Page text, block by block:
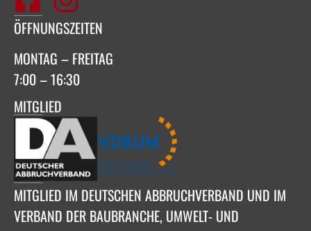
ÖFFNUNGSZEITEN
MONTAG – FREITAG
7:00 – 16:30
MITGLIED
MITGLIED IM DEUTSCHEN ABBRUCHVERBAND UND IM
VERBAND DER BAUBRANCHE, UMWELT- UND